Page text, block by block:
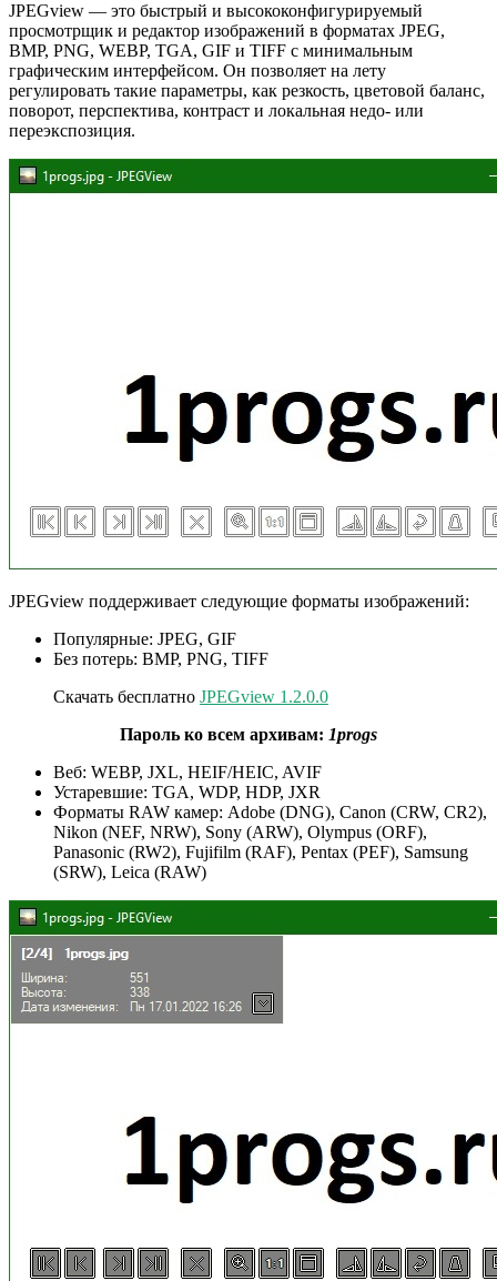
JPEGview — это быстрый и высококонфигурируемый
просмотрщик и редактор изображений в форматах JPEG,
BMP, PNG, WEBP, TGA, GIF и TIFF с минимальным
графическим интерфейсом. Он позволяет на лету
регулировать такие параметры, как резкость, цветовой баланс,
поворот, перспектива, контраст и локальная недо- или
переэкспозиция.
JPEGview поддерживает следующие форматы изображений:
Популярные: JPEG, GIF
Без потерь: BMP, PNG, TIFF
Скачать бесплатно JPEGview 1.2.0.0
Пароль ко всем архивам: 1progs
Веб: WEBP, JXL, HEIF/HEIC, AVIF
Устаревшие: TGA, WDP, HDP, JXR
Форматы RAW камер: Adobe (DNG), Canon (CRW, CR2),
Nikon (NEF, NRW), Sony (ARW), Olympus (ORF),
Panasonic (RW2), Fujifilm (RAF), Pentax (PEF), Samsung
(SRW), Leica (RAW)